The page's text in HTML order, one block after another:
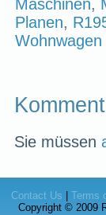
Maschinen,
Planen,
Wohnwagen
Sie müssen
Contact Us
Terms
Copyright © 2009